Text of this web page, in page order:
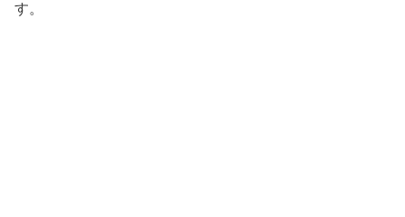
す。